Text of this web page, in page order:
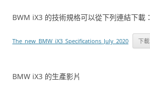
BWM iX3 的技術規格可以從下列連結下載：
The_new_BMW_iX3_Specifications_July_2020 下載
BMW iX3 的生產影片